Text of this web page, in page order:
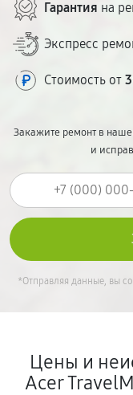
Гарантия на
Экспресс
Стоимость от
Закажите ремонт в
и
*Отправляя данные, вы
Цены и
Acer